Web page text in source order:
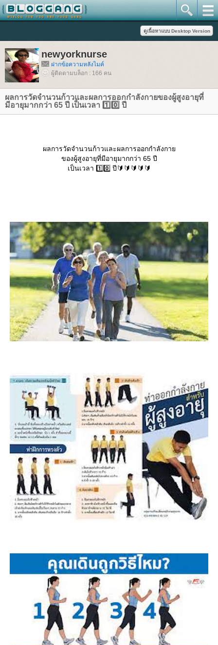
newyorknurse
ฝากข้อความหลังไมค์
ผู้ติดตามบล็อก : 166 คน
ผลการวัดจำนวนก้าวและผลการออกกำลังกายของผู้สูงอายุที่
มีอายุมากกว่า 65 ปี เป็นเวลา 1️⃣0️⃣ ปี
ผลการวัดจำนวนก้าวและผลการออกกำลังกา
ของผู้สูงอายุที่มีอายุมากกว่า 65 ปี
เป็นเวลา 1️⃣0️⃣ ปี🔰🔰🔰🔰🔰